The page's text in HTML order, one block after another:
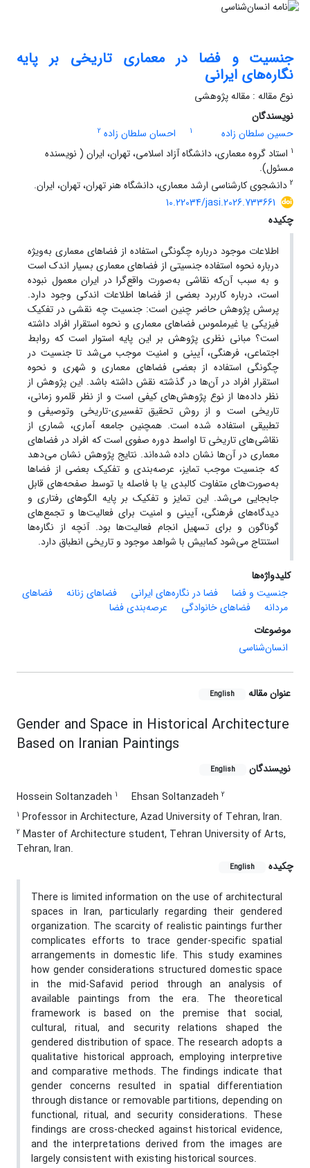
جنسیت و فضا در معماری تاریخی بر پایه
نگاره‌های ایرانی
نوع مقاله : مقاله پژوهشی
نویسندگان
حسین سلطان زاده
1 احسان سلطان زاده 2
1 استاد گروه معماری، دانشگاه آزاد اسلامی، تهران، ایران ( نویسنده
مسئول).
2 دانشجوی کارشناسی ارشد معماری، دانشگاه هنر تهران، تهران، ایران.
10.22034/jasi.2026.733661
چکیده
اطلاعات موجود درباره چگونگی استفاده از فضاهای معماری به‌ویژه
درباره نحوه استفاده جنسیتی از فضاهای معماری بسیار اندک است
و به سبب آن‌که نقاشی به‌صورت واقع‌گرا در ایران معمول نبوده
است، درباره کاربرد بعضی از فضاها اطلاعات اندکی وجود دارد.
پرسش پژوهش حاضر چنین است: جنسیت چه نقشی در تفکیک
فیزیکی یا غیرملموس فضاهای معماری و نحوه استقرار افراد داشته
است؟ مبانی نظری پژوهش بر این پایه استوار است که روابط
اجتماعی، فرهنگی، آیینی و امنیت موجب می‌شد تا جنسیت در
چگونگی استفاده از بعضی فضاهای معماری و شهری و نحوه
استقرار افراد در آن‌ها در گذشته نقش داشته باشد. این پژوهش از
نظر داده‌ها از نوع پژوهش‌های کیفی است و از نظر قلمرو زمانی،
تاریخی است و از روش تحقیق تفسیری-تاریخی وتوصیفی و
تطبیقی استفاده شده است. همچنین جامعه آماری، شماری از
نقاشی‌های تاریخی تا اواسط دوره صفوی است که افراد در فضاهای
معماری در آن‌ها نشان داده شده‌اند. نتایج پژوهش نشان می‌دهد
که جنسیت موجب تمایز، عرصه‌بندی و تفکیک بعضی از فضاها
به‌صورت‌های متفاوت کالبدی یا با فاصله یا توسط صفحه‌های قابل
جابجایی می‌شد. این تمایز و تفکیک بر پایه الگوهای رفتاری و
دیدگاه‌های فرهنگی، آیینی و امنیت برای فعالیت‌ها و تجمع‌های
گوناگون و برای تسهیل انجام فعالیت‌ها بود. آنچه از نگاره‌ها
استنتاج می‌شود کمابیش با شواهد موجود و تاریخی انطباق دارد.
کلیدواژه‌ها
جنسیت و فضا
فضا در نگاره‌های ایرانی فضاهای زنانه
فضاهای
مردانه
فضاهای خانوادگی
عرصه‌بندی فضا
موضوعات
انسان‌شناسی
عنوان مقاله English
Gender and Space in Historical Architecture
Based on Iranian Paintings
نویسندگان English
Hossein Soltanzadeh 1 Ehsan Soltanzadeh 2
1 Professor in Architecture, Azad University of Tehran, Iran.
2 Master of Architecture student, Tehran University of Arts,
Tehran, Iran.
چکیده
English
There is limited information on the use of architectural
spaces in Iran, particularly regarding their gendered
organization. The scarcity of realistic paintings further
complicates efforts to trace gender-specific spatial
arrangements in domestic life. This study examines
how gender considerations structured domestic space
in the mid-Safavid period through an analysis of
available paintings from the era. The theoretical
framework is based on the premise that social,
cultural, ritual, and security relations shaped the
gendered distribution of space. The research adopts a
qualitative historical approach, employing interpretive
and comparative methods. The findings indicate that
gender concerns resulted in spatial differentiation
through distance or removable partitions, depending on
functional, ritual, and security considerations. These
findings are cross-checked against historical evidence,
and the interpretations derived from the images are
largely consistent with existing historical sources.